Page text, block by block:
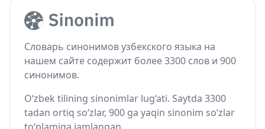
Словарь синонимов узбекского языка на
нашем сайте содержит более 3300 слов и 900
синонимов.
O‘zbek tilining sinonimlar lug‘ati. Saytda 3300
tadan ortiq so‘zlar, 900 ga yaqin sinonim so‘zlar